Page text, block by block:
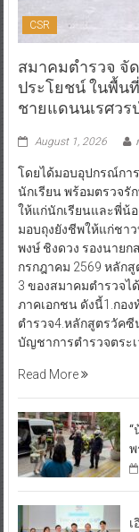
CSR
สมาคมตำรวจ จั
ประโยชน์ ในพื้น
ชายแดนนเรศวร
August 1, 2026
โดยได้มอบอุปกรณ์กา
นักเรียน พร้อมตรวจรั
ให้แก่นักเรียนและพี่น้
มอบถุงยังชีพให้แก่ชา
พงษ์ ชิงดวง รองนายก
กรกฎาคม 2569 หลัก
3 ของสมาคมตำรวจไ
ภาคเอกชน ดังนี้1.กอ
ตำรวจ4.หลักสูตรวัคซี
บัญชาการตำรวจตระ
Read More
พ